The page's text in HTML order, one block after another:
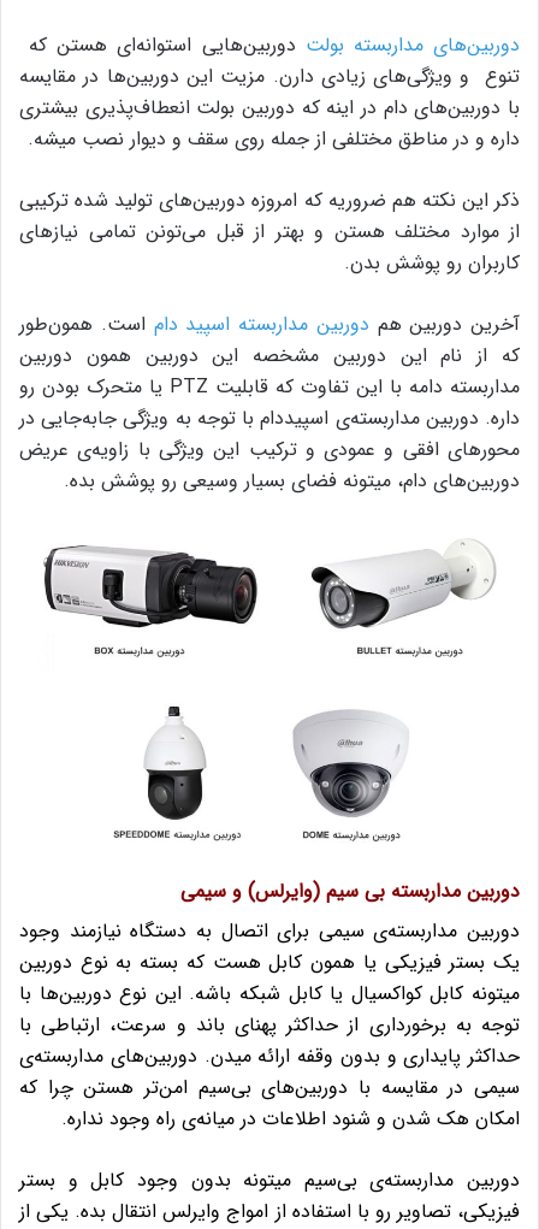
دوربین‌های مداربسته بولت دوربین‌هایی استوانه‌ای هستن که
تنوع و ویژگی‌های زیادی دارن. مزیت این دوربین‌ها در مقایسه
با دوربین‌های دام در اینه که دوربین بولت انعطاف‌پذیری بیشتری
داره و در مناطق مختلفی از جمله روی سقف و دیوار نصب میشه.
ذکر این نکته هم ضروریه که امروزه دوربین‌های تولید شده ترکیبی
از موارد مختلف هستن و بهتر از قبل می‌تونن تمامی نیازهای
کاربران رو پوشش بدن.
آخرین دوربین هم دوربین مداربسته اسپید دام است. همون‌طور
که از نام این دوربین مشخصه این دوربین همون دوربین
مداربسته دامه با این تفاوت که قابلیت PTZ یا متحرک بودن رو
داره. دوربین مداربسته‌ی اسپیددام با توجه به ویژگی جابه‌جایی در
محورهای افقی و عمودی و ترکیب این ویژگی با زاویه‌ی عریض
دوربین‌های دام، میتونه فضای بسیار وسیعی رو پوشش بده.
دوربین مداربسته بی سیم (وایرلس) و سیمی
دوربین مداربسته‌ی سیمی برای اتصال به دستگاه نیازمند وجود
یک بستر فیزیکی یا همون کابل هست که بسته به نوع دوربین
میتونه کابل کواکسیال یا کابل شبکه باشه. این نوع دوربین‌ها با
توجه به برخورداری از حداکثر پهنای باند و سرعت، ارتباطی با
حداکثر پایداری و بدون وقفه ارائه میدن. دوربین‌های مداربسته‌ی
سیمی در مقایسه با دوربین‌های بی‌سیم امن‌تر هستن چرا که
امکان هک شدن و شنود اطلاعات در میانه‌ی راه وجود نداره.
دوربین مداربسته‌ی بی‌سیم میتونه بدون وجود کابل و بستر
فیزیکی، تصاویر رو با استفاده از امواج وایرلس انتقال‌ بده. یکی از